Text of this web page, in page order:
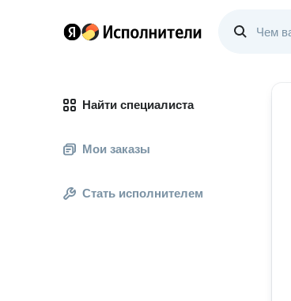
Найти специалиста
Мои заказы
Стать исполнителем